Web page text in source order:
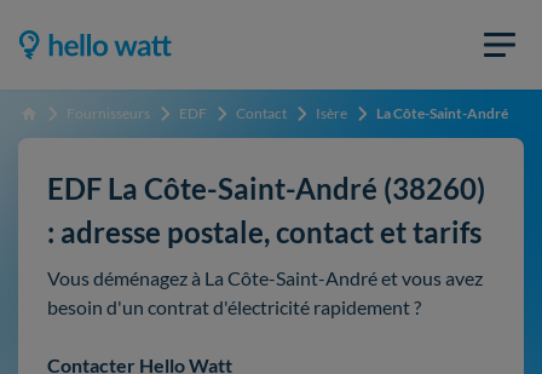
Accueil Fournisseurs EDF Contact Isère La Côte-Saint-André
EDF La Côte-Saint-André (38260)
: adresse postale, contact et tarifs
Vous déménagez à La Côte-Saint-André et vous avez
besoin d'un contrat d'électricité rapidement ?
Contacter Hello Watt